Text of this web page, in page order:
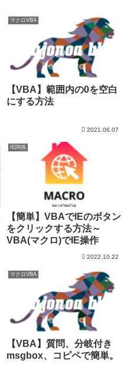
マクロVBA
【VBA】範囲内の0を空白
にする方法
2021.06.07
IE関係
【簡単】VBAでIEのボタン
をクリックする方法～
VBA(マクロ)でIE操作
2022.10.22
マクロVBA
【VBA】質問、分岐付き
msgbox、コピペで簡単。